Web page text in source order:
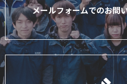
メールフォームでのお問